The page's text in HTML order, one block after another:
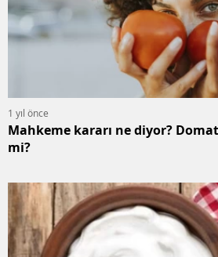
1 yıl önce
Mahkeme kararı ne diyor?
mi?